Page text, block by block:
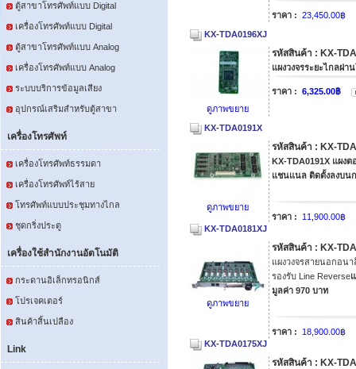
ตู้สาขาโทรศัพท์แบบ Digital
เครื่องโทรศัพท์แบบ Digital
ตู้สาขาโทรศัพท์แบบ Analog
เครื่องโทรศัพท์แบบ Analog
ระบบบริการข้อมูลเสียง
อุปกรณ์เสริมสำหรับตู้สาขา
เครื่องโทรศัพท์
เครื่องโทรศัพท์ธรรมดา
เครื่องโทรศัพท์ไร้สาย
โทรศัพท์แบบประชุมทางไกล
ชุดกริ่งประตู
เครื่องใช้สำนักงานอัตโนมัติ
กระดานอิเล็กทรอนิกส์
โปรเจคเตอร์
สินค้าสิ้นเปลือง
Link
ราคา : 23,450.00฿
KX-TDA0196XJ
ดูภาพขยาย
รหัสสินค้า : KX-
แผงวงจรระยะไกลผ่า
ราคา : 6,325.00฿
KX-TDA0191X
ดูภาพขยาย
รหัสสินค้า : KX-
KX-TDA0191X แผง
แชนแนล ติดตั้งลงบน
ราคา :
11,900.00฿
KX-TDA0181XJ
ดูภาพขยาย
รหัสสินค้า : KX-
แผงวงจรสายนอกอน
รองรับ Line Reverse
มูลค่า 970 บาท
ราคา :
18,900.00฿
KX-TDA0175XJ
รหัสสินค้า : KX-